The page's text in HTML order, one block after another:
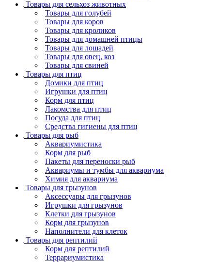
Товары для сельхоз животных
Товары для голубей
Товары для коров
Товары для кроликов
Товары для домашней птицы
Товары для лошадей
Товары для овец, коз
Товары для свиней
Товары для птиц
Домики для птиц
Игрушки для птиц
Корм для птиц
Лакомства для птиц
Посуда для птиц
Средства гигиены для птиц
Товары для рыб
Аквариумистика
Корм для рыб
Пакеты для переноски рыб
Аквариумы и тумбы для аквариума
Химия для аквариума
Товары для грызунов
Аксессуары для грызунов
Игрушки для грызунов
Клетки для грызунов
Корм для грызунов
Наполнители для клеток
Товары для рептилий
Корм для рептилий
Террариумистика